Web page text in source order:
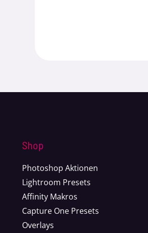
Shop
Photoshop Aktionen
Lightroom Presets
Affinity Makros
Capture One Presets
Overlays